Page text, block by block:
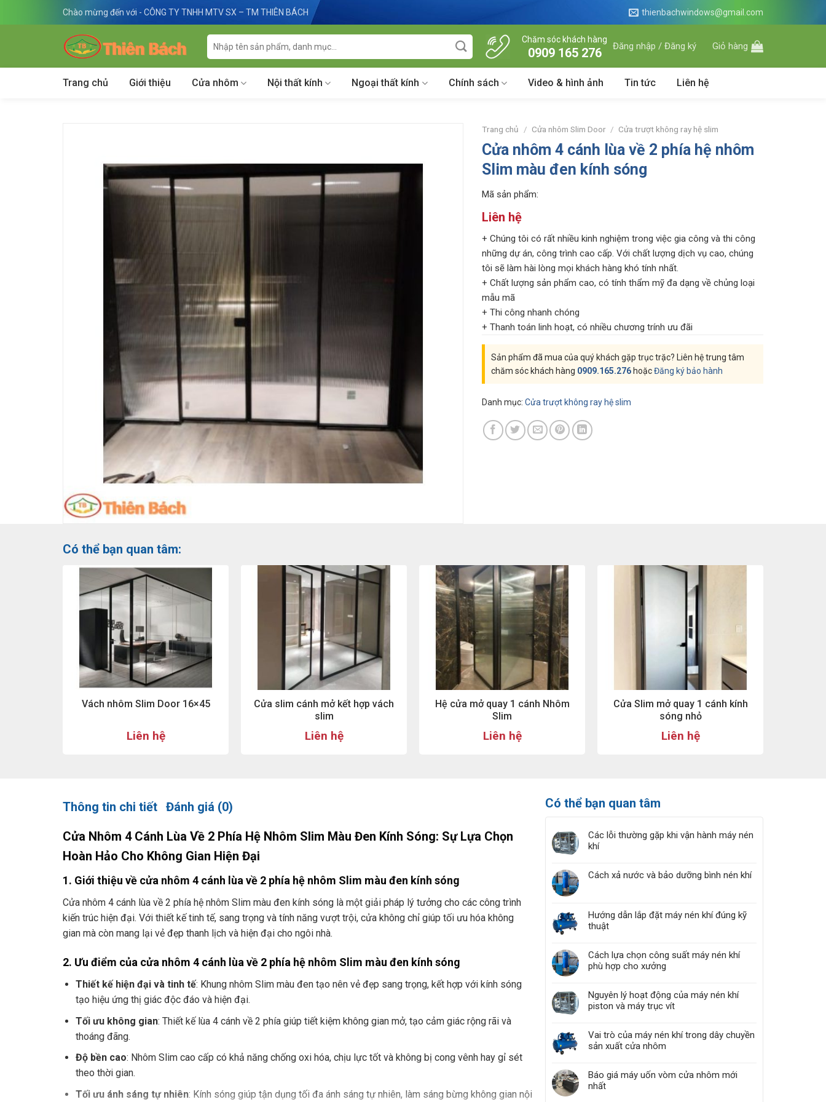
Chào mừng đến với - CÔNG TY TNHH MTV SX – TM THIÊN BÁCH thienbachwindows@gmail.com
Tìm
kiếm:
Chăm sóc khách hàng
0909 165 276 Đăng nhập / Đăng ký Giỏ hàng
Trang chủ Giới thiệu Cửa nhôm Nội thất kính Ngoại thất kính Chính sách Video & hình ảnh Tin tức Liên hệ
Trang chủ / Cửa nhôm Slim Door / Cửa trượt không ray hệ slim
Cửa nhôm 4 cánh lùa về 2 phía hệ nhôm
Slim màu đen kính sóng
Mã sản phẩm:
Liên hệ
+ Chúng tôi có rất nhiều kinh nghiệm trong việc gia công và thi công
những dự án, công trình cao cấp. Với chất lượng dịch vụ cao, chúng
tôi sẽ làm hài lòng mọi khách hàng khó tính nhất.
+ Chất lượng sản phẩm cao, có tính thẩm mỹ đa dạng về chủng loại
mẫu mã
+ Thi công nhanh chóng
+ Thanh toán linh hoạt, có nhiều chương trính ưu đãi
Sản phẩm đã mua của quý khách gặp trục trặc? Liên hệ trung tâm
chăm sóc khách hàng 0909.165.276 hoặcĐăng ký bảo hành
Danh mục:Cửa trượt không ray hệ slim
Có thể bạn quan tâm:
Vách nhôm Slim Door 16×45
Liên hệ
Cửa slim cánh mở kết hợp vách
slim
Liên hệ
Hệ cửa mở quay 1 cánh Nhôm
Slim
Liên hệ
Cửa Slim mở quay 1 cánh kính
sóng nhỏ
Liên hệ
Thông tin chi tiết Đánh giá (0)
Cửa Nhôm 4 Cánh Lùa Về 2 Phía Hệ Nhôm Slim Màu Đen Kính Sóng: Sự Lựa Chọn
Hoàn Hảo Cho Không Gian Hiện Đại
1. Giới thiệu về cửa nhôm 4 cánh lùa về 2 phía hệ nhôm Slim màu đen kính sóng
Cửa nhôm 4 cánh lùa về 2 phía hệ nhôm Slim màu đen kính sóng là một giải pháp lý tưởng cho các công trình
kiến trúc hiện đại. Với thiết kế tinh tế, sang trọng và tính năng vượt trội, cửa không chỉ giúp tối ưu hóa không
gian mà còn mang lại vẻ đẹp thanh lịch và hiện đại cho ngôi nhà.
2. Ưu điểm của cửa nhôm 4 cánh lùa về 2 phía hệ nhôm Slim màu đen kính sóng
Thiết kế hiện đại và tinh tế: Khung nhôm Slim màu đen tạo nên vẻ đẹp sang trọng, kết hợp với kính sóng
tạo hiệu ứng thị giác độc đáo và hiện đại.
Tối ưu không gian: Thiết kế lùa 4 cánh về 2 phía giúp tiết kiệm không gian mở, tạo cảm giác rộng rãi và
thoáng đãng.
Độ bền cao: Nhôm Slim cao cấp có khả năng chống oxi hóa, chịu lực tốt và không bị cong vênh hay gỉ sét
theo thời gian.
Tối ưu ánh sáng tự nhiên: Kính sóng giúp tận dụng tối đa ánh sáng tự nhiên, làm sáng bừng không gian nội
Có thể bạn quan tâm
Các lỗi thường gặp khi vận hành máy nén
khí
Cách xả nước và bảo dưỡng bình nén khí
Hướng dẫn lắp đặt máy nén khí đúng kỹ
thuật
Cách lựa chọn công suất máy nén khí
phù hợp cho xưởng
Nguyên lý hoạt động của máy nén khí
piston và máy trục vít
Vai trò của máy nén khí trong dây chuyền
sản xuất cửa nhôm
Báo giá máy uốn vòm cửa nhôm mới
nhất